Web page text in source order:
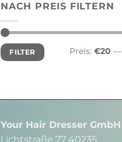
NACH PREIS FILTERN
Min.
Preis
Max.
Preis
FILTER Preis: €20 —
Your Hair Dresser GmbH
Lichtstraße 77 40235